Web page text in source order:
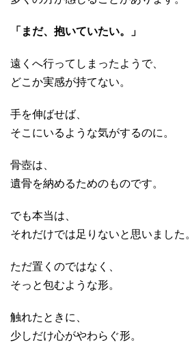
「まだ、抱いていたい。」
遠くへ行ってしまったようで、
どこか実感が持てない。
手を伸ばせば、
そこにいるような気がするのに。
骨壺は、
遺骨を納めるためのものです。
でも本当は、
それだけでは足りないと思いました。
ただ置くのではなく、
そっと包むような形。
触れたときに、
少しだけ心がやわらぐ形。